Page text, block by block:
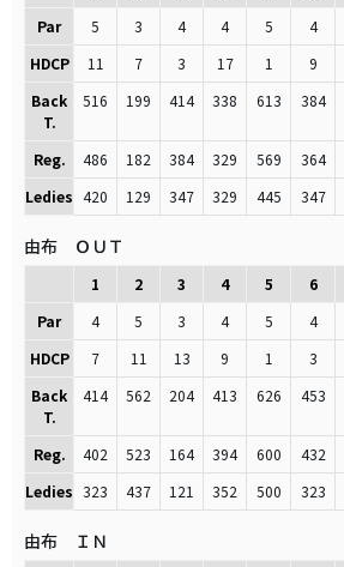
Par
5 3 4 4 5 4
HDCP
11 7 3 17 1 9
Back
T.
516 199 414 338 613 384
Reg. 486 182 384 329 569 364
Ledies 420 129 347 329 445 347
由布 ＯＵＴ
1 2 3 4 5 6
Par
4 5 3 4 5 4
HDCP
7 11 13 9 1 3
Back
T.
414 562 204 413 626 453
Reg. 402 523 164 394 600 432
Ledies 323 437 121 352 500 323
由布 ＩＮ